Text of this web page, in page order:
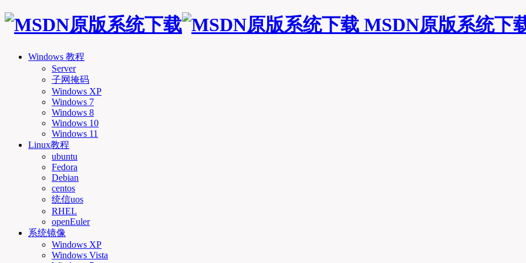
MSDN原版系统下
Windows 教程
Server
子网掩码
Windows XP
Windows 7
Windows 8
Windows 10
Windows 11
Linux教程
ubuntu
Fedora
Debian
centos
统信uos
RHEL
openEuler
系统镜像
Windows XP
Windows Vista